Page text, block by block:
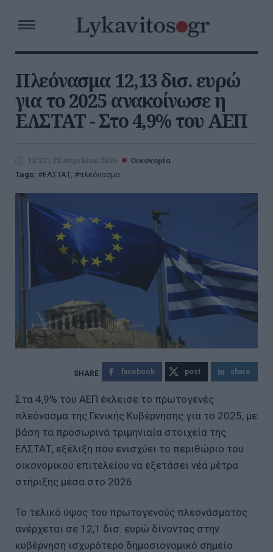
Πλεόνασμα 12,13 δισ. ευρώ
για το 2025 ανακοίνωσε η
ΕΛΣΤΑΤ - Στο 4,9% του ΑΕΠ
12:22 | 22 Απριλίου 2026
Οικονομία
Tags:
ΕΛΣΤΑΤ, πλεόνασμα
facebook post share
Στα 4,9% του ΑΕΠ έκλεισε το πρωτογενές
πλεόνασμα της Γενικής Κυβέρνησης για το 2025, με
βάση τα προσωρινά τριμηνιαία στοιχεία της
ΕΛΣΤΑΤ, εξέλιξη που ενισχύει το περιθώριο του
οικονομικού επιτελείου να εξετάσει νέα μέτρα
στήριξης μέσα στο 2026.
Το τελικό ύψος του πρωτογενούς πλεονάσματος
ανέρχεται σε 12,1 δισ. ευρώ δίνοντας στην
κυβέρνηση ισχυρότερο δημοσιονομικό σημείο